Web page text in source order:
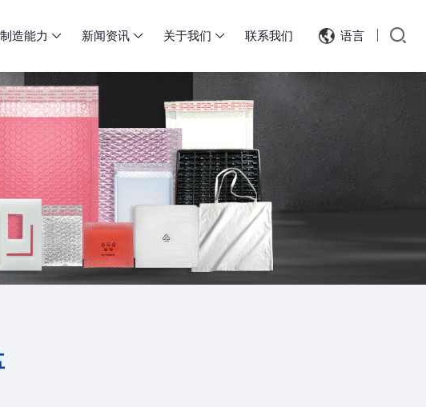
制造能力  新闻资讯  关于我们  联系我们 语言